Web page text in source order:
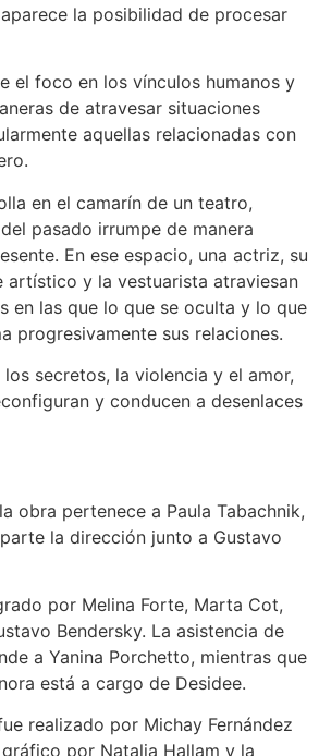
la posibilidad de procesar
el foco en los vínculos humanos y
de atravesar situaciones
aquellas relacionadas con
en el camarín de un teatro,
pasado irrumpe de manera
En ese espacio, una actriz, su
artístico y la vestuarista atraviesan
en las que lo que se oculta y lo que
progresivamente sus relaciones.
los secretos, la violencia y el amor,
y conducen a desenlaces
obra pertenece a Paula Tabachnik,
la dirección junto a Gustavo
por Melina Forte, Marta Cot,
Bendersky. La asistencia de
a Yanina Porchetto, mientras que
está a cargo de Desidee.
realizado por Michay Fernández
por Natalia Hallam y la